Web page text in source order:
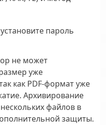
пароль
не может
уже
как PDF-формат уже
Архивирование
файлов в
защиты.